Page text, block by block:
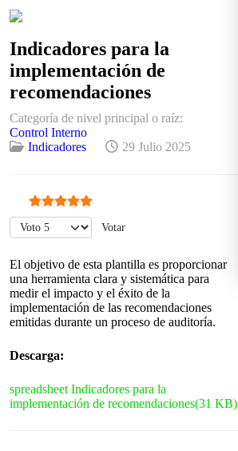
Indicadores para la
implementación de
recomendaciones
Categoría de nivel principal o raíz:
Control Interno
Indicadores
29 Julio 2025
Ratio:5/5
Por favor, vote
El objetivo de esta plantilla es proporcionar
una herramienta clara y sistemática para
medir el impacto y el éxito de la
implementación de las recomendaciones
emitidas durante un proceso de auditoría.
Descarga:
spreadsheet Indicadores para la
implementación de recomendaciones(31 KB)